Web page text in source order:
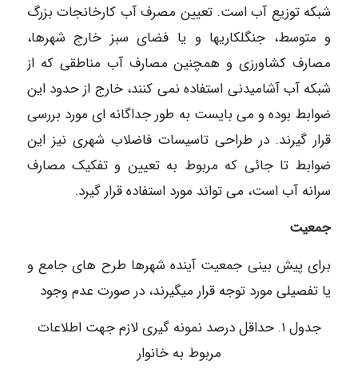
شبکه توزیع آب است. تعیین مصرف آب کارخانجات بزرگ
و متوسط، جنگلکاریها و یا فضای سبز خارج شهرها،
مصارف کشاورزی و همچنین مصارف آب مناطقی که از
شبکه آب آشامیدنی استفاده نمی کنند، خارج از حدود این
ضوابط بوده و می بایست به طور جداگانه ای مورد بررسی
قرار گیرند. در طراحی تاسیسات فاضلاب شهری نیز این
ضوابط تا جائی که مربوط به تعیین و تفکیک مصارف
سرانه آب است، می تواند مورد استفاده قرار گیرد.
جمعیت
برای پیش بینی جمعیت آینده شهرها طرح های جامع و
یا تفصیلی مورد توجه قرار میگیرند، در صورت عدم وجود
جدول ۱. حداقل درصد نمونه گیری لازم جهت اطلاعات
مربوط به خانوار